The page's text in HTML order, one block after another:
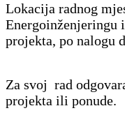
Lokacija radnog
projekta, po nalogu
Za svoj rad
projekta ili ponude.